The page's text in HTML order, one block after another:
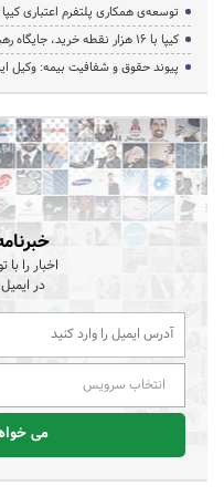
توسعه‌ی همکاری‌ پلتفرم اعتباری
کیپا با ۱۶ هزار نقطه خرید، جایگاه رهبری‌اش در زیرساخت اعتباری را تثبیت کرد
پیوند حقوق و شفافیت بیمه: وکیل
اخبار را
در
انتخاب سرویس
می